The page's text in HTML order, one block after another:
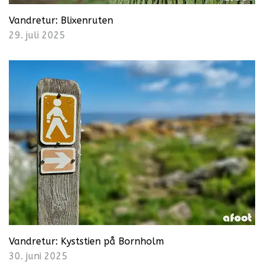
Vandretur: Blixenruten
29. juli 2025
Vandretur: Kyststien på Bornholm
30. juni 2025